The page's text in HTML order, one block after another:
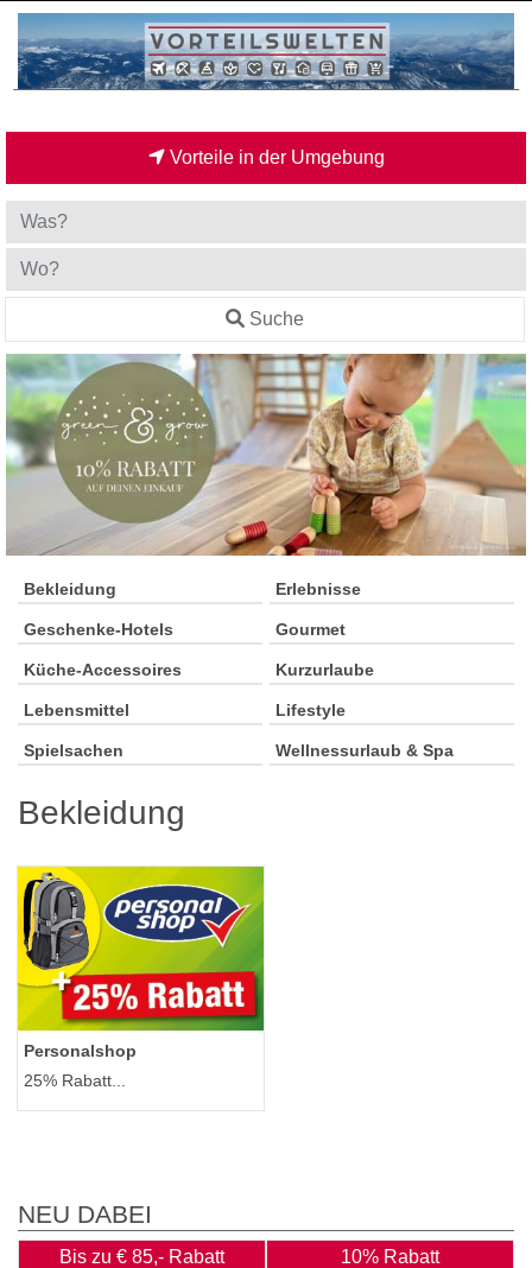
Vorteile in der Umgebung
Suche
Bekleidung Erlebnisse
Geschenke-Hotels Gourmet
Küche-Accessoires Kurzurlaube
Lebensmittel Lifestyle
Spielsachen Wellnessurlaub & Spa
Bekleidung
Personalshop
25% Rabatt...
NEU DABEI
Bis zu € 85,- Rabatt 10% Rabatt